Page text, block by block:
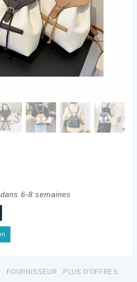
6-8 semaines
FOURNISSEUR PLUS D'OFFRES